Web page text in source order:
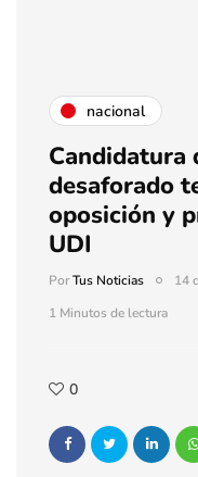
nacional
Candidatura
desaforado
oposición y
UDI
PorTus Noticias
14
1 Minutos de lectura
0